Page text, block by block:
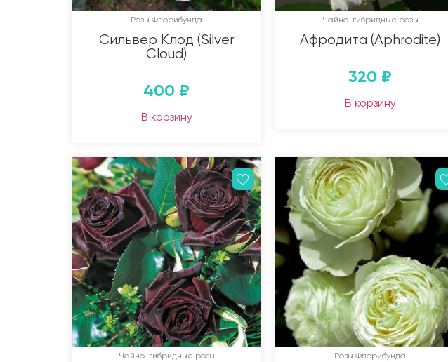
Розы Флорибунда
Сильвер Клод (Silver
Cloud)
400 ₽
В корзину
Чайно-гибридные розы
Афродита (Aphrodite)
320 ₽
В корзину
Чайно-гибридные розы Розы Флорибунда